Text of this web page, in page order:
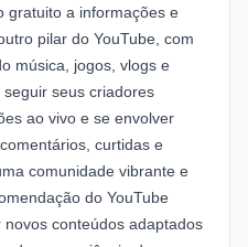
gratuito a informações e
pilar do YouTube, com
música, jogos, vlogs e
seus criadores
ao vivo e se envolver
curtidas e
comunidade vibrante e
do YouTube
conteúdos adaptados